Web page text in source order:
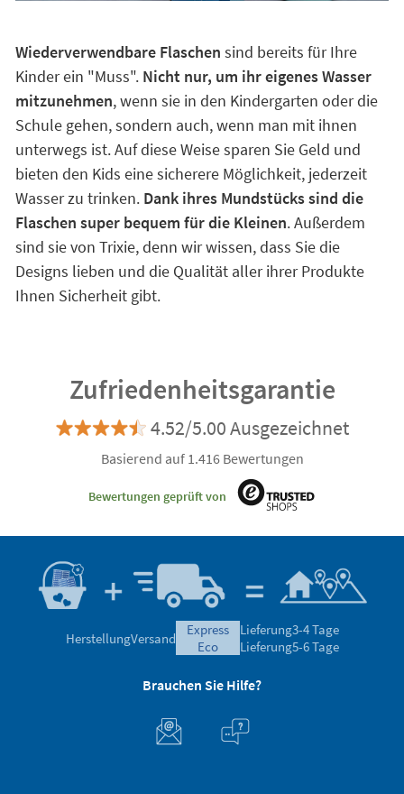
Wiederverwendbare Flaschen sind bereits für Ihre
Kinder ein "Muss". Nicht nur, um ihr eigenes Wasser
mitzunehmen, wenn sie in den Kindergarten oder die
Schule gehen, sondern auch, wenn man mit ihnen
unterwegs ist. Auf diese Weise sparen Sie Geld und
bieten den Kids eine sicherere Möglichkeit, jederzeit
Wasser zu trinken. Dank ihres Mundstücks sind die
Flaschen super bequem für die Kleinen. Außerdem
sind sie von Trixie, denn wir wissen, dass Sie die
Designs lieben und die Qualität aller ihrer Produkte
Ihnen Sicherheit gibt.
Zufriedenheitsgarantie
4.52/5.00 Ausgezeichnet
Basierend auf 1.416 Bewertungen
Bewertungen geprüft von
HerstellungVersand
express
eco
Lieferung3-4 Tage
Lieferung5-6 Tage
Brauchen Sie Hilfe?